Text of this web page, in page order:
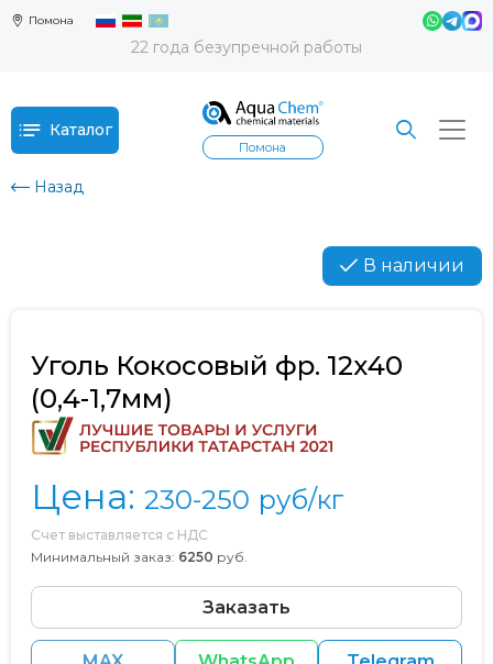
Помона
22 года безупречной работы
Каталог
Помона
Назад
В наличии
Уголь Кокосовый фр. 12х40
(0,4-1,7мм)
Цена: 230-250 руб/кг
Счет выставляется с НДС
Минимальный заказ: 6250 руб.
Заказать